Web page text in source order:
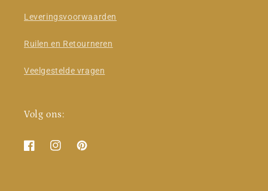
Leveringsvoorwaarden
Ruilen en Retourneren
Veelgestelde vragen
Volg ons:
FacebookInstagramPinterest